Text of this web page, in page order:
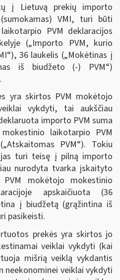
į Lietuvą prekių importo
VMI, turi būti
PVM deklaracijos
(„Importo PVM, kurio
36 laukelis („Mokėtinas į
iš biudžeto (-) PVM“)
yra skirtos PVM mokėtojo
vykdyti, tai aukščiau
importo PVM suma
laikotarpio PVM
PVM“). Tokiu
turi teisę į pilną importo
nurodyta tvarka įskaityto
mokėtojo mokestinio
apskaičiuota (36
į biudžetą (grąžintina iš
pasikeisti.
prekės yra skirtos jo
veiklai vykdyti (kai
mišrią veiklą vykdantis
neekonominei veiklai vykdyti